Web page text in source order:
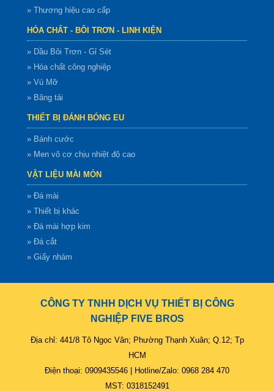
» Thương hiệu cao cấp
HÓA CHẤT - BÔI TRƠN - LINH KIỆN
» Dầu Bôi Trơn - Gỉ Sét
» Hóa chất công nghiệp
» Vú Mỡ
» Băng tải
THIẾT BỊ ĐÁNH BÓNG EU
» Bánh cước
» Men vô cơ chịu nhiệt độ cao
VẬT LIỆU MÀI MÒN
» Đá mài
» Thiết bị khác
» Đá mài hợp kim
» Đá cắt
» Giấy nhám
CÔNG TY TNHH DỊCH VỤ THIẾT BỊ CÔNG
NGHIỆP FIVE BROS
Địa chỉ: 441/8 Tô Ngọc Vân; Phường Thạnh Xuân; Q.12; Tp
HCM
Điện thoại: 0909435546 | Hotline/Zalo: 0968 284 470
MST: 0318152491